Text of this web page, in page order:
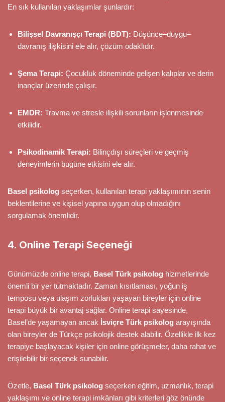
En sık kullanılan yaklaşımlar şunlardır:
Bilişsel Davranışçı Terapi (BDT): Düşünce–duygu–
davranış ilişkisini ele alır, çözüm odaklıdır.
Şema Terapi: Çocukluk döneminde gelişen kalıplar ve derin
inançlar üzerinde çalışır.
EMDR: Travma ve stresle ilişkili sorunların işlenmesinde
etkilidir.
Psikodinamik Terapi: Bilinçdışı süreçleri ve geçmiş
deneyimlerin bugüne etkisini ele alır.
Basel psikolog seçerken, kullanılan terapi yaklaşımının senin
beklentilerine ve kişisel yapına uygun olup olmadığını
sorgulamak önemlidir.
4. Online Terapi Seçeneği
Günümüzde online terapi, Basel Türk psikolog hizmetlerinde
önemli bir yer tutmaktadır. Zaman kısıtlaması, yoğun iş
temposu veya ulaşım zorlukları yaşayan bireyler için online
terapi büyük bir avantaj sağlar. Online terapi sayesinde,
Basel’de yaşamayan ancak İsviçre Türk psikolog arayışında
olan bireyler de Türkçe psikolojik destek alabilir. Özellikle ilk kez
terapiye başlayacak kişiler için online görüşmeler, daha rahat ve
erişilebilir bir seçenek sunabilir.
Özetle, Basel Türk psikolog seçerken eğitim, uzmanlık, terapi
yaklaşımı ve online terapi imkânları gibi kriterleri göz önünde